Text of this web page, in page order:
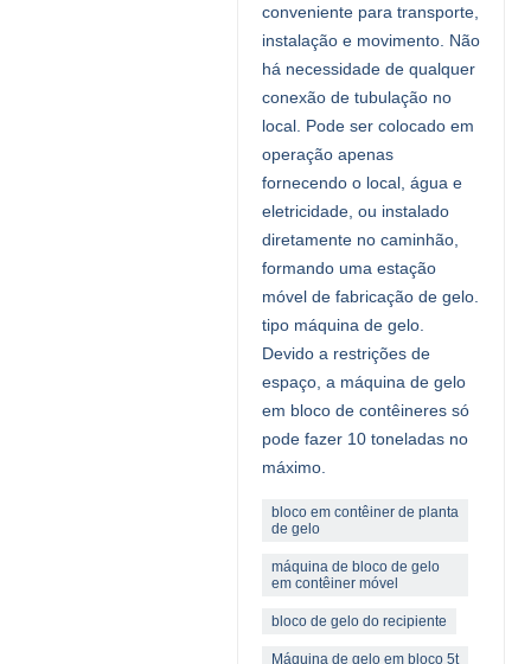
conveniente para transporte,
instalação e movimento. Não
há necessidade de qualquer
conexão de tubulação no
local. Pode ser colocado em
operação apenas
fornecendo o local, água e
eletricidade, ou instalado
diretamente no caminhão,
formando uma estação
móvel de fabricação de gelo.
tipo máquina de gelo.
Devido a restrições de
espaço, a máquina de gelo
em bloco de contêineres só
pode fazer 10 toneladas no
máximo.
bloco em contêiner de planta
de gelo
máquina de bloco de gelo
em contêiner móvel
bloco de gelo do recipiente
Máquina de gelo em bloco 5t